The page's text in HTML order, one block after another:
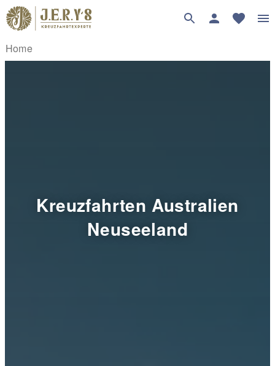
Home
Kreuzfahrten Australien
Neuseeland